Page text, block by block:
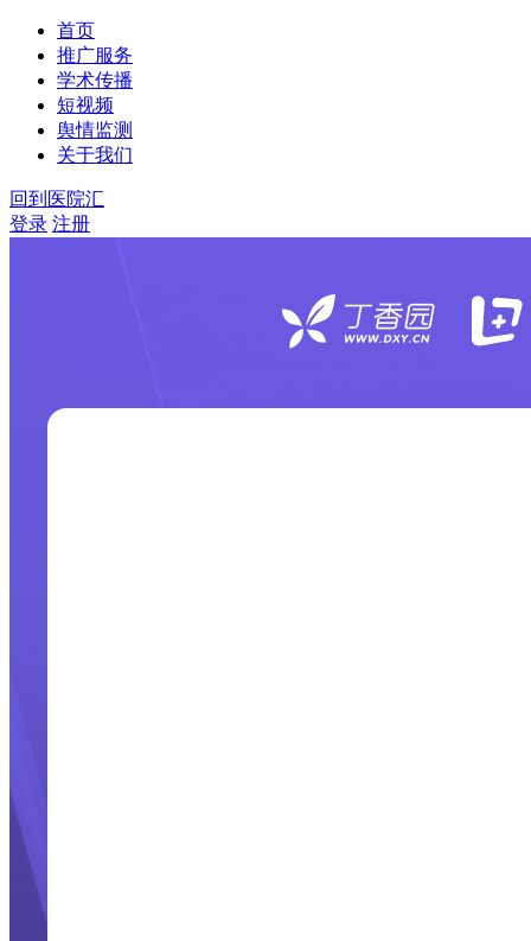
首页
推广服务
学术传播
短视频
舆情监测
关于我们
回到医院汇
登录 注册